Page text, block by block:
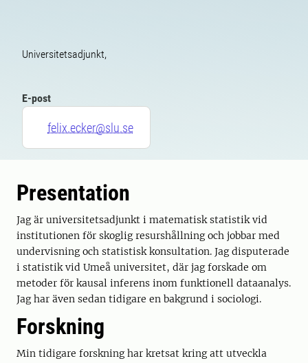
Universitetsadjunkt,
E-post
felix.ecker@slu.se
Presentation
Jag är universitetsadjunkt i matematisk statistik vid
institutionen för skoglig resurshållning och jobbar med
undervisning och statistisk konsultation. Jag disputerade
i statistik vid Umeå universitet, där jag forskade om
metoder för kausal inferens inom funktionell dataanalys.
Jag har även sedan tidigare en bakgrund i sociologi.
Forskning
Min tidigare forskning har kretsat kring att utveckla